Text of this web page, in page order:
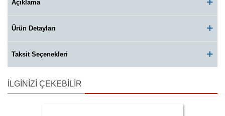
Açıklama
Ürün Detayları
Taksit Seçenekleri
İLGINIZI ÇEKEBILIR